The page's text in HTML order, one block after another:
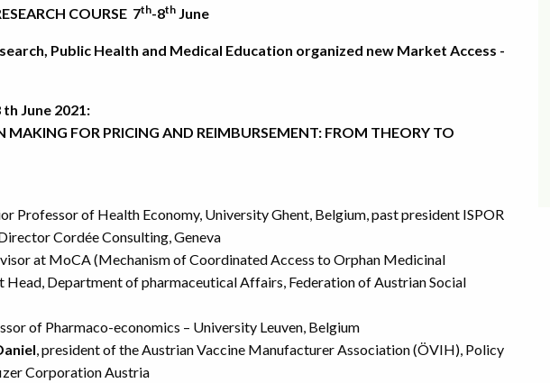
COURSE 7th-8th June
Public Health and Medical Education organized new Market Access -
th June 2021:
MAKING FOR PRICING AND REIMBURSEMENT: FROM THEORY TO
Professor of Health Economy, University Ghent, Belgium, past president ISPOR
Cordée Consulting, Geneva
at MoCA (Mechanism of Coordinated Access to Orphan Medicinal
Head, Department of pharmaceutical Affairs, Federation of Austrian Social
of Pharmaco-economics – University Leuven, Belgium
, president of the Austrian Vaccine Manufacturer Association (ÖVIH), Policy
Corporation Austria